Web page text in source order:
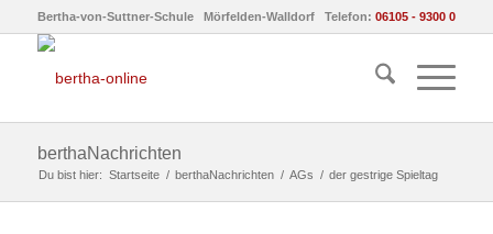
Bertha-von-Suttner-Schule Mörfelden-Walldorf Telefon: 06105 - 9300 0
berthaNachrichten
Du bist hier: Startseite / berthaNachrichten / AGs / der gestrige Spieltag